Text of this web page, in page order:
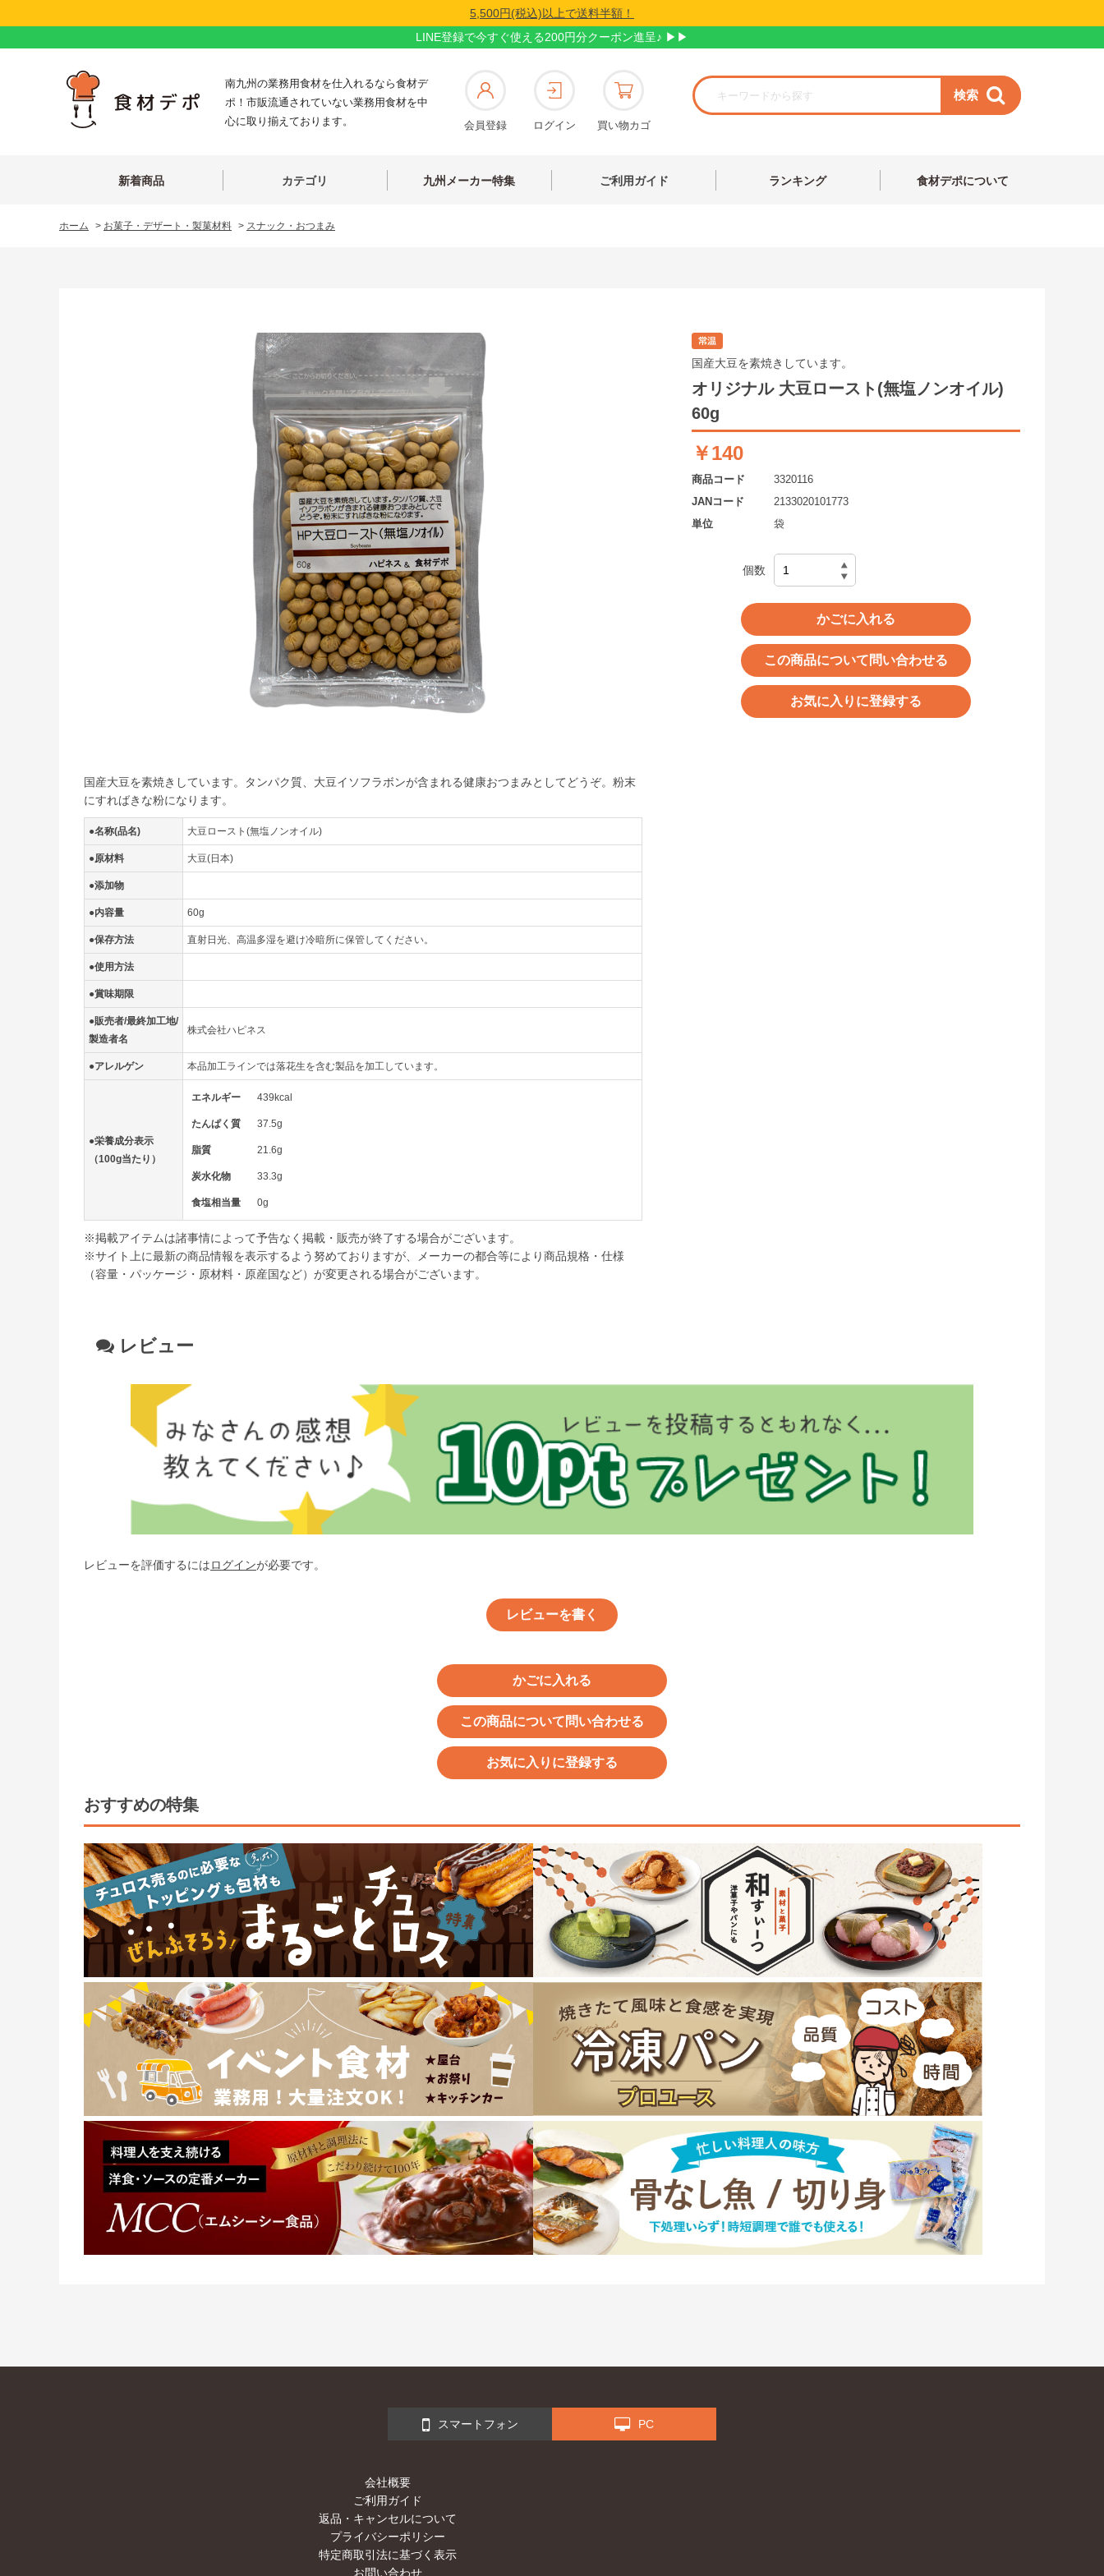
5,500円(税込)以上で送料半額！
LINE登録で今すぐ使える200円分クーポン進呈♪ ▶▶
南九州の業務用食材を仕入れるなら食材デ
ポ！市販流通されていない業務用食材を中
心に取り揃えております。
会員登録 ログイン 買い物カゴ
検索
新着商品 カテゴリ 九州メーカー特集 ご利用ガイド ランキング 食材デポについて
ホーム > お菓子・デザート・製菓材料 > スナック・おつまみ
国産大豆を素焼きしています。タンパク質、大豆イソフラボンが含まれる健康おつまみとしてどうぞ。粉末
にすればきな粉になります。
●名称(品名) 大豆ロースト(無塩ノンオイル)
●原材料 大豆(日本)
●添加物
●内容量 60g
●保存方法 直射日光、高温多湿を避け冷暗所に保管してください。
●使用方法
●賞味期限
●販売者/最終加工地/
製造者名
株式会社ハピネス
●アレルゲン 本品加工ラインでは落花生を含む製品を加工しています。
●栄養成分表示
（100g当たり）
エネルギー 439kcal
たんぱく質 37.5g
脂質 21.6g
炭水化物 33.3g
食塩相当量 0g
※掲載アイテムは諸事情によって予告なく掲載・販売が終了する場合がございます。
※サイト上に最新の商品情報を表示するよう努めておりますが、メーカーの都合等により商品規格・仕様
（容量・パッケージ・原材料・原産国など）が変更される場合がございます。
国産大豆を素焼きしています。
オリジナル 大豆ロースト(無塩ノンオイル)
60g
￥140
商品コード
3320116
JANコード
2133020101773
単位
袋
個数
かごに入れる
この商品について問い合わせる
お気に入りに登録する
レビュー
レビューを評価するにはログインが必要です。
レビューを書く
かごに入れる
この商品について問い合わせる
お気に入りに登録する
おすすめの特集
スマートフォン PC
会社概要
ご利用ガイド
返品・キャンセルについて
プライバシーポリシー
特定商取引法に基づく表示
お問い合わせ